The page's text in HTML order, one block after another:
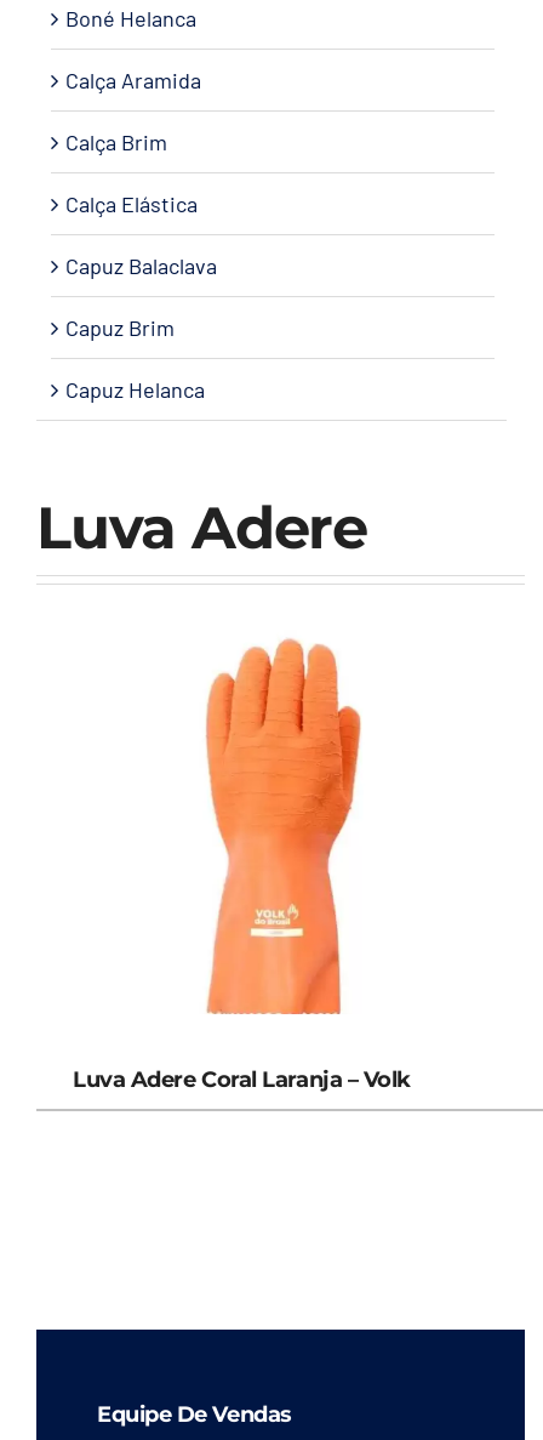
Luva Adere
Luva Adere Coral Laranja – Volk
Boné Helanca
Calça Aramida
Calça Brim
Calça Elástica
Capuz Balaclava
Capuz Brim
Capuz Helanca
Equipe De Vendas